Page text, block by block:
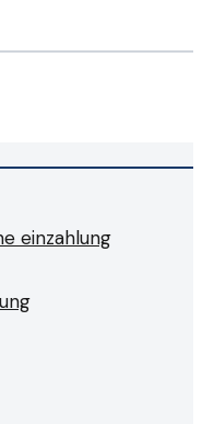
einzahlung